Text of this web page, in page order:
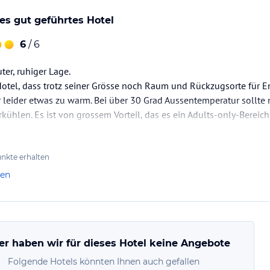
gut geführtes Hotel
6 / 6
ruhiger Lage.
dass trotz seiner Grösse noch Raum und Rückzugsorte für
etwas zu warm. Bei über 30 Grad Aussentemperatur sollte
Es ist von grossem Vorteil, das es ein Adults-only-
erhalten
haben wir für dieses Hotel keine Angebote
Folgende Hotels könnten Ihnen auch gefallen